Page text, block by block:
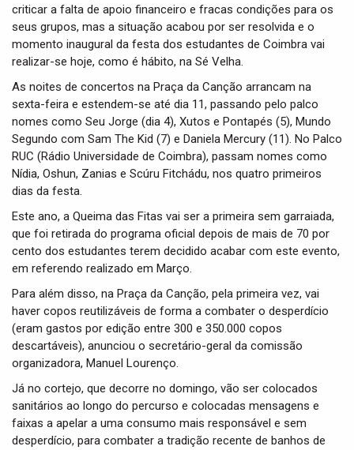
criticar a falta de apoio financeiro e fracas condições para os
seus grupos, mas a situação acabou por ser resolvida e o
momento inaugural da festa dos estudantes de Coimbra vai
realizar-se hoje, como é hábito, na Sé Velha.
As noites de concertos na Praça da Canção arrancam na
sexta-feira e estendem-se até dia 11, passando pelo palco
nomes como Seu Jorge (dia 4), Xutos e Pontapés (5), Mundo
Segundo com Sam The Kid (7) e Daniela Mercury (11). No Palco
RUC (Rádio Universidade de Coimbra), passam nomes como
Nídia, Oshun, Zanias e Scúru Fitchádu, nos quatro primeiros
dias da festa.
Este ano, a Queima das Fitas vai ser a primeira sem garraiada,
que foi retirada do programa oficial depois de mais de 70 por
cento dos estudantes terem decidido acabar com este evento,
em referendo realizado em Março.
Para além disso, na Praça da Canção, pela primeira vez, vai
haver copos reutilizáveis de forma a combater o desperdício
(eram gastos por edição entre 300 e 350.000 copos
descartáveis), anunciou o secretário-geral da comissão
organizadora, Manuel Lourenço.
Já no cortejo, que decorre no domingo, vão ser colocados
sanitários ao longo do percurso e colocadas mensagens e
faixas a apelar a uma consumo mais responsável e sem
desperdício, para combater a tradição recente de banhos de